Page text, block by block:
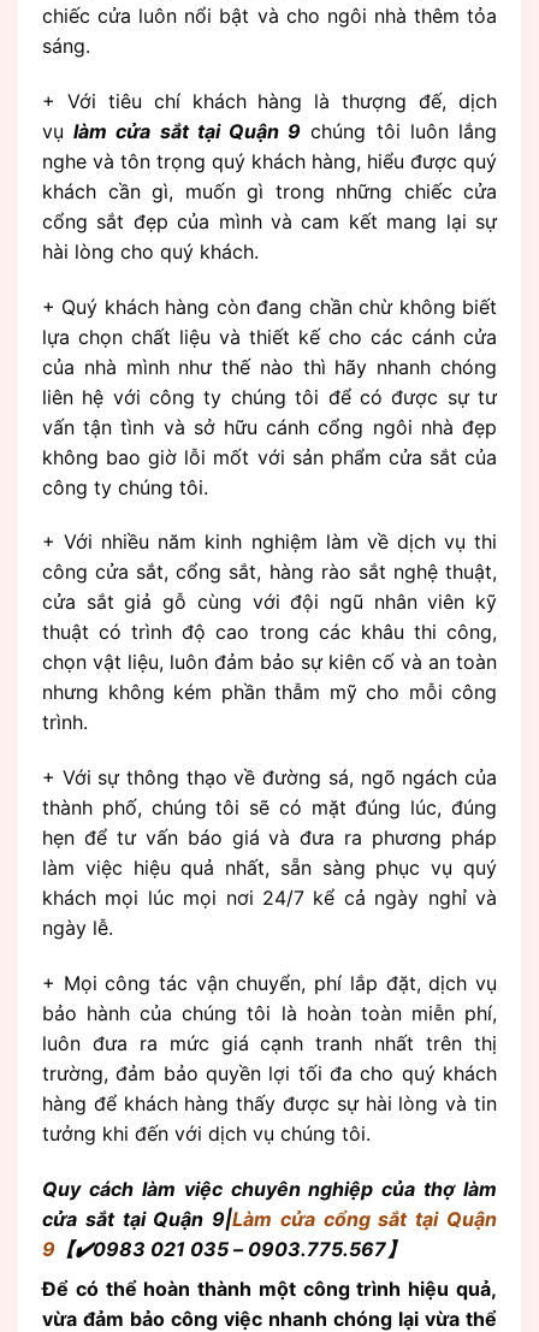
chiếc cửa luôn nổi bật và cho ngôi nhà thêm tỏa
sáng.
+ Với tiêu chí khách hàng là thượng đế, dịch
vụlàm cửa sắt tại Quận 9 chúng tôi luôn lắng
nghe và tôn trọng quý khách hàng, hiểu được quý
khách cần gì, muốn gì trong những chiếc cửa
cổng sắt đẹp của mình và cam kết mang lại sự
hài lòng cho quý khách.
+ Quý khách hàng còn đang chần chừ không biết
lựa chọn chất liệu và thiết kế cho các cánh cửa
của nhà mình như thế nào thì hãy nhanh chóng
liên hệ với công ty chúng tôi để có được sự tư
vấn tận tình và sở hữu cánh cổng ngôi nhà đẹp
không bao giờ lỗi mốt với sản phẩm cửa sắt của
công ty chúng tôi.
+ Với nhiều năm kinh nghiệm làm về dịch vụ thi
công cửa sắt, cổng sắt, hàng rào sắt nghệ thuật,
cửa sắt giả gỗ cùng với đội ngũ nhân viên kỹ
thuật có trình độ cao trong các khâu thi công,
chọn vật liệu, luôn đảm bảo sự kiên cố và an toàn
nhưng không kém phần thẫm mỹ cho mỗi công
trình.
+ Với sự thông thạo về đường sá, ngõ ngách của
thành phố, chúng tôi sẽ có mặt đúng lúc, đúng
hẹn để tư vấn báo giá và đưa ra phương pháp
làm việc hiệu quả nhất, sẵn sàng phục vụ quý
khách mọi lúc mọi nơi 24/7 kể cả ngày nghỉ và
ngày lễ.
+ Mọi công tác vận chuyển, phí lắp đặt, dịch vụ
bảo hành của chúng tôi là hoàn toàn miễn phí,
luôn đưa ra mức giá cạnh tranh nhất trên thị
trường, đảm bảo quyền lợi tối đa cho quý khách
hàng để khách hàng thấy được sự hài lòng và tin
tưởng khi đến với dịch vụ chúng tôi.
Quy cách làm việc chuyên nghiệp của thợ làm
cửa sắt tại Quận 9|Làm cửa cổng sắt tại Quận
9 【✔️0983 021 035 – 0903.775.567】
Để có thể hoàn thành một công trình hiệu quả,
vừa đảm bảo công việc nhanh chóng lại vừa thể